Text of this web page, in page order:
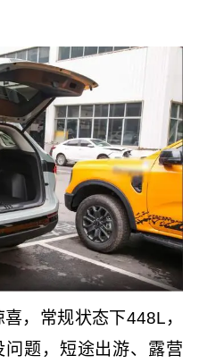
，常规状态下448L，
题，短途出游、露营